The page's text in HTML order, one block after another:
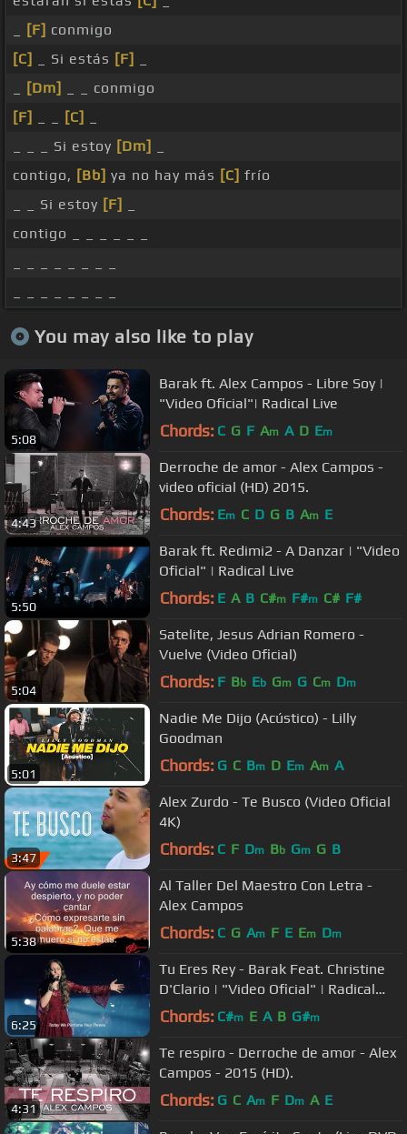
[F] conmigo
[C]
_ Si estás [F]
[Dm]
_ _ conmigo
[F]
[C]
_ _ _ Si estoy [Dm]
contigo, [Bb] ya no hay más [C] frío
_ _ Si estoy [F]
contigo _ _ _ _ _ _
You may also like to play
5:08
Barak ft. Alex Campos - Libre Soy |
"Video Oficial"| Radical Live
Chords: C G F Am A D Em
4:43
Derroche de amor - Alex Campos -
video oficial (HD) 2015.
Chords: Em C D G B Am E
5:50
Barak ft. Redimi2 - A Danzar | "Video
Oficial" | Radical Live
Chords: E A B C#m F#m C# F#
5:04
Satelite, Jesus Adrian Romero -
Vuelve (Video Oficial)
Chords: F Bb Eb Gm G Cm Dm
5:01
Nadie Me Dijo (Acústico) - Lilly
Goodman
Chords: G C Bm D Em Am A
3:47
Alex Zurdo - Te Busco (Video Oficial
4K)
Chords: C F Dm Bb Gm G B
5:38
Al Taller Del Maestro Con Letra -
Alex Campos
Chords: C G Am F E Em Dm
6:25
Tu Eres Rey - Barak Feat. Christine
D'Clario | "Video Oficial" | Radical
Live
Chords: C#m E A B G#m
4:31
Te respiro - Derroche de amor - Alex
Campos - 2015 (HD).
Chords: G C Am F Dm A E